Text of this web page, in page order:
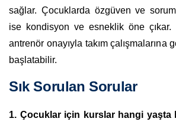
sağlar. Çocuklarda özgüven ve
ise kondisyon ve esneklik öne çıkar.
antrenör onayıyla takım çalışmalarına
başlatabilir.
Sık Sorulan Sorular
1. Çocuklar için kurslar hangi yaşta